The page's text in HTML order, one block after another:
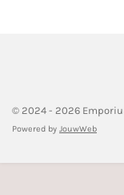
© 2024 - 2026
Powered by JouwWeb